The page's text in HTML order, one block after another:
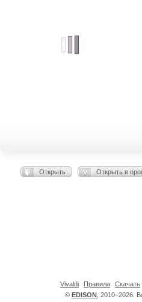
Открыть Открыть в
© EDISON , 2010–2026.
Vivaldi Правила Скачать